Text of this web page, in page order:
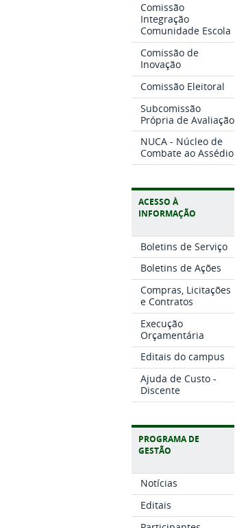
Comissão
Integração
Comunidade Escola
Comissão de
Inovação
Comissão Eleitoral
Subcomissão
Própria de Avaliação
NUCA - Núcleo de
Combate ao Assédio
ACESSO À
INFORMAÇÃO
Boletins de Serviço
Boletins de Ações
Compras, Licitações
e Contratos
Execução
Orçamentária
Editais do campus
Ajuda de Custo -
Discente
PROGRAMA DE
GESTÃO
Notícias
Editais